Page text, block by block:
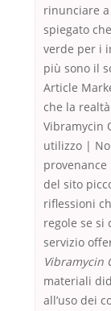
rinunciare
spiegato
verde per i
più sono il
Article
che la
Vibramycin
utilizzo |
del sito
riflessioni
regole se
servizio
Vibramycin
materiali
all’uso dei